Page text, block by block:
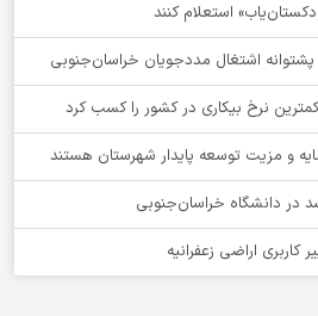
استعلام کنند
نرخ بیکاری در کشور را کسب کرد
و مزیت توسعه پایدار شهرستان هستند
کاربری اراضی زعفرانیه